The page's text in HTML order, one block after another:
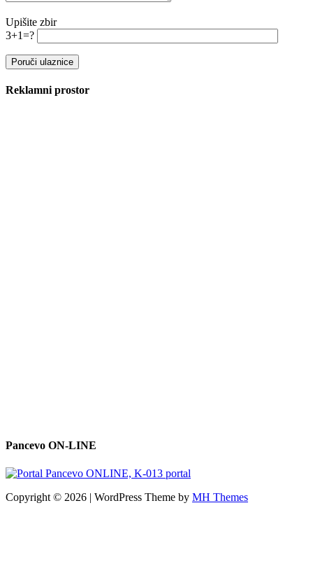
Upišite zbir
3+1=?
Reklamni prostor
Pancevo ON-LINE
Copyright © 2026 | WordPress Theme by MH Themes